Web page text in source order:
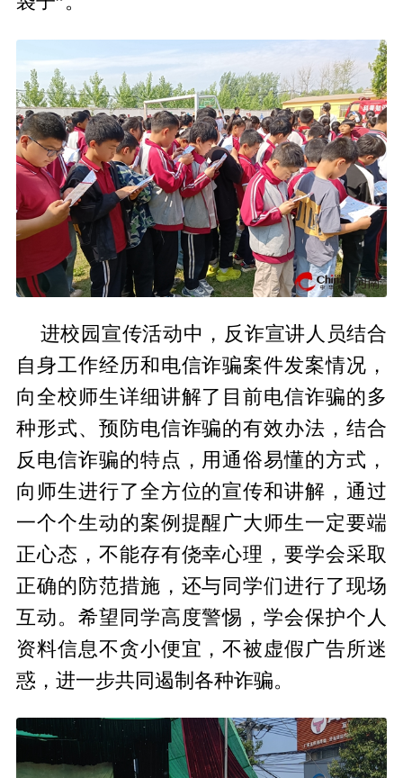
进校园宣传活动中，反诈宣讲人员结合
自身工作经历和电信诈骗案件发案情况，
向全校师生详细讲解了目前电信诈骗的多
种形式、预防电信诈骗的有效办法，结合
反电信诈骗的特点，用通俗易懂的方式，
向师生进行了全方位的宣传和讲解，通过
一个个生动的案例提醒广大师生一定要端
正心态，不能存有侥幸心理，要学会采取
正确的防范措施，还与同学们进行了现场
互动。希望同学高度警惕，学会保护个人
资料信息不贪小便宜，不被虚假广告所迷
惑，进一步共同遏制各种诈骗。